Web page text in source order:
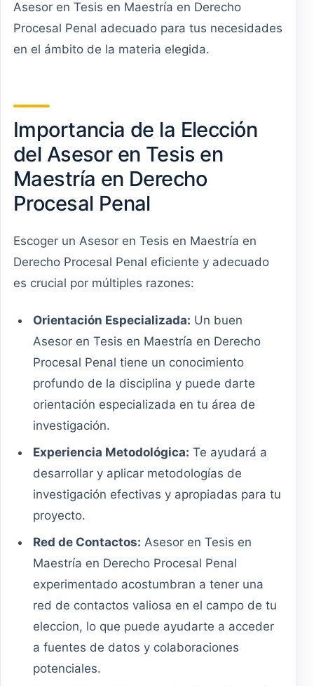
Asesor en Tesis en Maestría en Derecho
Procesal Penal adecuado para tus necesidades
en el ámbito de la materia elegida.
Importancia de la Elección
del Asesor en Tesis en
Maestría en Derecho
Procesal Penal
Escoger un Asesor en Tesis en Maestría en
Derecho Procesal Penal eficiente y adecuado
es crucial por múltiples razones:
Orientación Especializada: Un buen
Asesor en Tesis en Maestría en Derecho
Procesal Penal tiene un conocimiento
profundo de la disciplina y puede darte
orientación especializada en tu área de
investigación.
Experiencia Metodológica: Te ayudará a
desarrollar y aplicar metodologías de
investigación efectivas y apropiadas para tu
proyecto.
Red de Contactos: Asesor en Tesis en
Maestría en Derecho Procesal Penal
experimentado acostumbran a tener una
red de contactos valiosa en el campo de tu
eleccion, lo que puede ayudarte a acceder
a fuentes de datos y colaboraciones
potenciales.